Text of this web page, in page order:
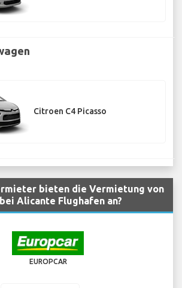
Citroen C4 Picasso
bieten die Vermietung von
Alicante Flughafen an?
EUROPCAR